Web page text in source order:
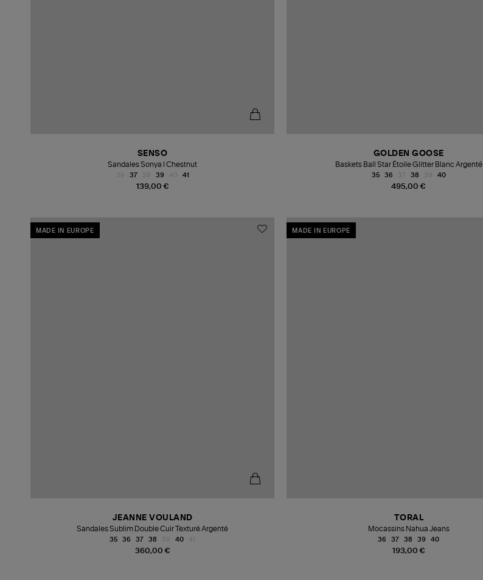
139,00 €
SENSO
Sandales Sonya I Chestnut
37 39 41
495,00 €
GOLDEN GOOSE
Baskets Ball Star Étoile Glitter Blanc Argenté
35 36 38 40
MADE IN EUROPE
360,00 €
JEANNE VOULAND
Sandales Sublim Double Cuir Texturé Argenté
35 36 37 38 40
MADE IN EUROPE
193,00 €
TORAL
Mocassins Nahua Jeans
36 37 38 39 40